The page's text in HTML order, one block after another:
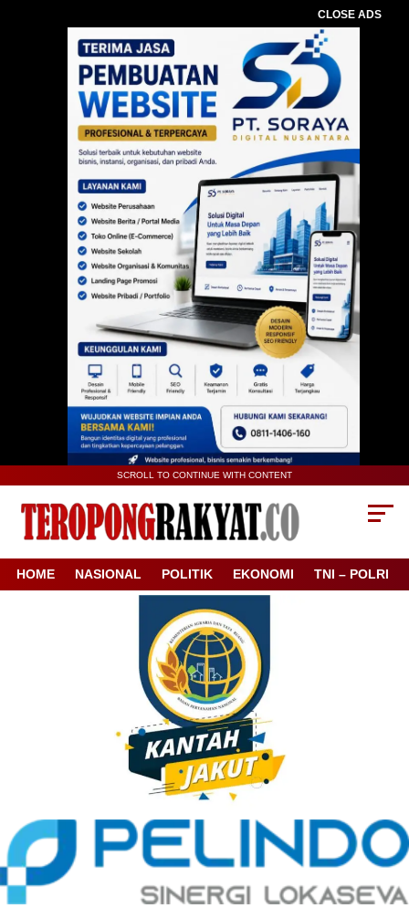
CLOSE ADS
SCROLL TO CONTINUE WITH CONTENT
HOME NASIONAL POLITIK EKONOMI TNI – POLRI